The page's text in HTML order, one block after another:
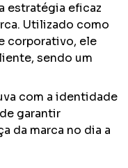
estratégia eficaz
Utilizado como
corporativo, ele
sendo um
com a identidade
garantir
da marca no dia a